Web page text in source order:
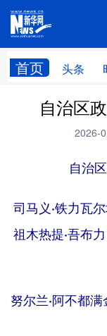
首页 头条
头条
北京
自治区
2026-
自治
司马义·铁力瓦
祖木热提·吾布
努尔兰·阿不都